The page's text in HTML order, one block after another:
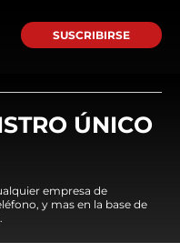
SUSCRIBIRSE
ÚNICO
empresa de
y mas en la base de